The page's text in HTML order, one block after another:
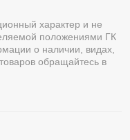
характер и не
положениями ГК
о наличии, видах,
обращайтесь в